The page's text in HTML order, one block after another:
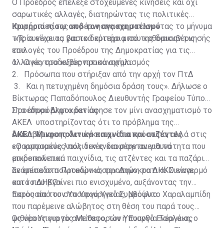
Ο Πρόεδρος επέλεξε στοχευμένες κινήσεις και όχι
σαρωτικές αλλαγές, διατηρώντας τις πολιτικές
ισορροπίες της κυβέρνησης και στέλνοντας το μήνυμα
της συνέχειας για το δεύτερο μισό της διακυβέρνησής
του.
Κριτήρια πίσω από τον ανασχηματισμό
«Τρία είναι τα βασικά κριτήρια που καθόρισαν τις
επιλογές του Προέδρου της Δημοκρατίας για τις
αλλαγές στο κυβερνητικό σχήμα:
1. Ο κεντροδεξιός προσανατολισμός
2. Πρόσωπα που στήριξαν από την αρχή τον ΠτΔ
3. Και η πετυχημένη δημόσια δράση τους». Δήλωσε ο
Βίκτωρας Παπαδόπουλος Διευθυντής Γραφείου Τύπου
Προέδρου Δημοκρατίας
Στο απυρόβλητο δεν άφησε τον μίνι ανασχηματισμό το
ΑΚΕΛ υποστηρίζοντας ότι το πρόβλημα της
διακυβέρνησης δεν έγκειται στα πρόσωπα, αλλά στις
εφαρμοσμένες πολιτικές και στην ανευθυνότητα που
επιδεικνύεται.
ΑΚΕΛ: Μικροπολιτικά παιχνίδια και ατζέντες
«Ο κυπριακός λαός δεν ενδιαφέρεται για τα
μικροπολιτικά παιχνίδια, τις ατζέντες και τα παζάρια
ανάμεσα στο Προεδρικό, τον Δημοκρατικό Συναγερμό
και το ΔΗΚΟ».
Σε επίπεδο πολιτικών ισορροπιών, το ΔΗΚΟ είναι
αυτό που βγαίνει πιο ενισχυμένο, αυξάνοντας την
παρουσία του στο Υπουργικό Συμβούλιο.
Εκτός από τον Υπουργό Υγείας, Νεόφυτο Χαραλαμπίδη
που παρέμεινε αλώβητος στη θέση του παρά τους
ψιθύρους για το αντίθετο, τον Υπουργό Ενέργειας
Ως νέα Υπουργός Μεταφορών η Ευανθία Τσολάκη, ο